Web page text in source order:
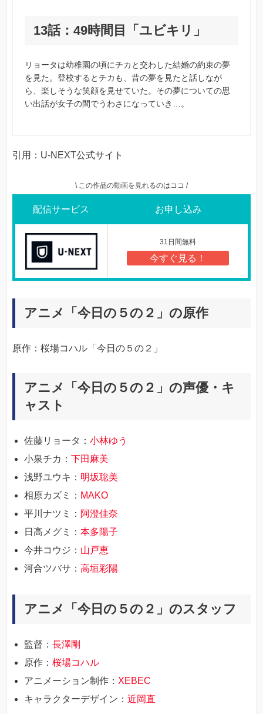
13話：49時間目「ユビキリ」
リョータは幼稚園の頃にチカと交わした結婚の約束の夢
を見た。登校するとチカも、昔の夢を見たと話しなが
ら、楽しそうな笑顔を見せていた。その夢についての思
い出話が女子の間でうわさになっていき…。
引用：U-NEXT公式サイト
\ この作品の動画を見れるのはココ /
配信サービス お申し込み
31日間無料
今すぐ見る！
アニメ「今日の５の２」の原作
原作：桜場コハル「今日の５の２」
アニメ「今日の５の２」の声優・キ
ャスト
佐藤リョータ： 小林ゆう
小泉チカ： 下田麻美
浅野ユウキ： 明坂聡美
相原カズミ： MAKO
平川ナツミ： 阿澄佳奈
日高メグミ： 本多陽子
今井コウジ： 山戸恵
河合ツバサ： 高垣彩陽
アニメ「今日の５の２」のスタッフ
監督： 長澤剛
原作： 桜場コハル
アニメーション制作： XEBEC
キャラクターデザイン： 近岡直